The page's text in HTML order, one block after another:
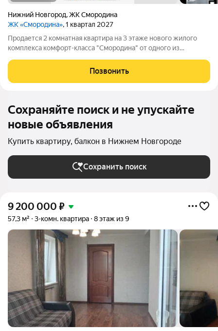
Нижний Новгород,ЖК Смородина
ЖК «Смородина», 1 квартал 2027
Продается 2 комнатная квартира на 3 этаже нового жилого
комплекса комфорт-класса "Cмородина" от одного из
по ипотеке, в т.ч. и по льготным программам. В доме есть лифт,
высота потолков в квартире
Позвонить
Сохраняйте поиск и не упускайте
новые объявления
Купить квартиру, балкон в Нижнем Новгороде
Сохранить поиск
9 200 000 ₽
57,3 м² 3-комн. квартира 8 этаж из 9